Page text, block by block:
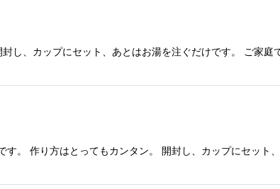
し、カップにセット、あとはお湯を注ぐだけです。 ご家
。 作り方はとってもカンタン。 開封し、カップにセット